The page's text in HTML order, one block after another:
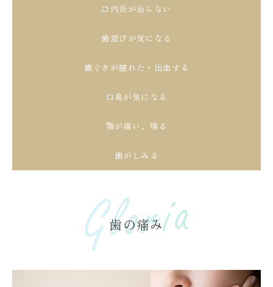
口内炎が治らない
歯並びが気になる
歯ぐきが腫れた・出血する
口臭が気になる
顎が痛い、鳴る
歯がしみる
歯の痛み